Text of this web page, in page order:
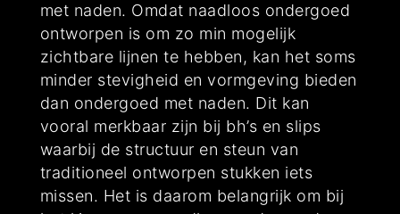
met naden. Omdat naadloos ondergoed
ontworpen is om zo min mogelijk
zichtbare lijnen te hebben, kan het soms
minder stevigheid en vormgeving bieden
dan ondergoed met naden. Dit kan
vooral merkbaar zijn bij bh’s en slips
waarbij de structuur en steun van
traditioneel ontworpen stukken iets
missen. Het is daarom belangrijk om bij